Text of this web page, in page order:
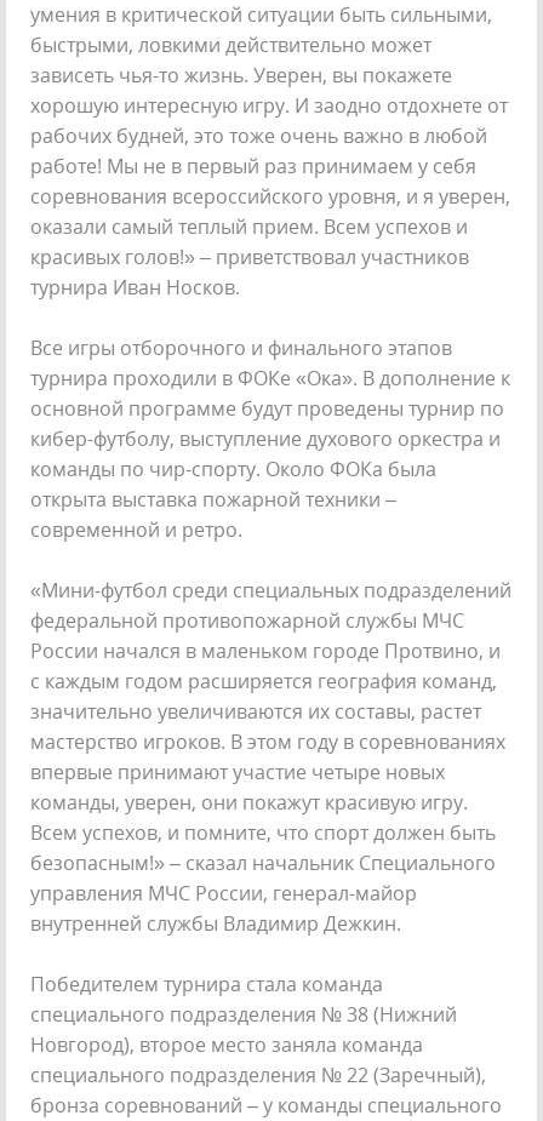
умения в критической ситуации быть сильными,
быстрыми, ловкими действительно может
зависеть чья-то жизнь. Уверен, вы покажете
хорошую интересную игру. И заодно отдохнете от
рабочих будней, это тоже очень важно в любой
работе! Мы не в первый раз принимаем у себя
соревнования всероссийского уровня, и я уверен,
оказали самый теплый прием. Всем успехов и
красивых голов!» – приветствовал участников
турнира Иван Носков.
Все игры отборочного и финального этапов
турнира проходили в ФОКе «Ока». В дополнение к
основной программе будут проведены турнир по
кибер-футболу, выступление духового оркестра и
команды по чир-спорту. Около ФОКа была
открыта выставка пожарной техники –
современной и ретро.
«Мини-футбол среди специальных подразделений
федеральной противопожарной службы МЧС
России начался в маленьком городе Протвино, и
с каждым годом расширяется география команд,
значительно увеличиваются их составы, растет
мастерство игроков. В этом году в соревнованиях
впервые принимают участие четыре новых
команды, уверен, они покажут красивую игру.
Всем успехов, и помните, что спорт должен быть
безопасным!» – сказал начальник Специального
управления МЧС России, генерал-майор
внутренней службы Владимир Дежкин.
Победителем турнира стала команда
специального подразделения № 38 (Нижний
Новгород), второе место заняла команда
специального подразделения № 22 (Заречный),
бронза соревнований – у команды специального